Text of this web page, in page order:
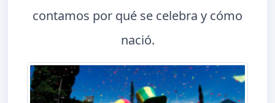
contamos por qué se celebra y cómo
nació.